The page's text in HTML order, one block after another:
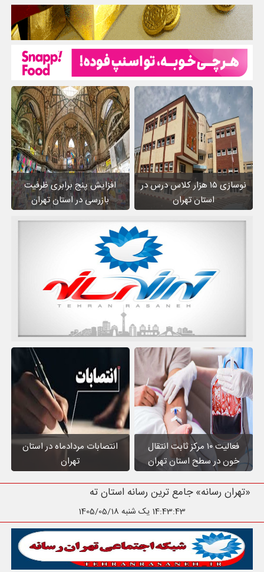
نوسازی ۱۵ هزار کلاس درس در
استان تهران
افزایش پنج برابری ظرفیت
بازرسی در استان تهران
فعالیت ۱۰ مرکز ثابت انتقال
خون در سطح استان تهران
انتصابات مردادماه در استان
تهران
«تهران رسانه» جامع ترین رسانه استان تهران
14:43:44 یک شنبه 1405/05/18